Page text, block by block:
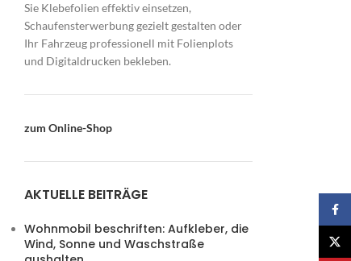
Sie Klebefolien effektiv einsetzen,
Schaufensterwerbung gezielt gestalten oder
Ihr Fahrzeug professionell mit Folienplots
und Digitaldrucken bekleben.
zum Online-Shop
AKTUELLE BEITRÄGE
Wohnmobil beschriften: Aufkleber, die
Wind, Sonne und Waschstraße